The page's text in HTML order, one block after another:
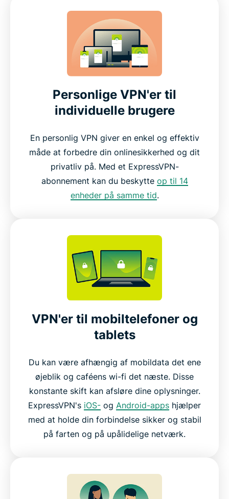
Personlige VPN'er til
individuelle brugere
En personlig VPN giver en enkel og effektiv
måde at forbedre din onlinesikkerhed og dit
privatliv på. Med et ExpressVPN-
abonnement kan du beskytte op til 14
enheder på samme tid.
VPN'er til mobiltelefoner og
tablets
Du kan være afhængig af mobildata det ene
øjeblik og caféens wi-fi det næste. Disse
konstante skift kan afsløre dine oplysninger.
ExpressVPN's iOS- og Android-apps hjælper
med at holde din forbindelse sikker og stabil
på farten og på upålidelige netværk.